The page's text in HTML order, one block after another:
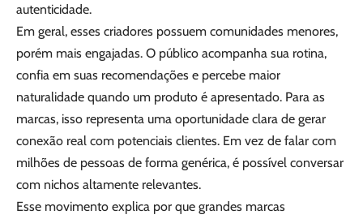
autenticidade.
Em geral, esses criadores possuem comunidades menores,
porém mais engajadas. O público acompanha sua rotina,
confia em suas recomendações e percebe maior
naturalidade quando um produto é apresentado. Para as
marcas, isso representa uma oportunidade clara de gerar
conexão real com potenciais clientes. Em vez de falar com
milhões de pessoas de forma genérica, é possível conversar
com nichos altamente relevantes.
Esse movimento explica por que grandes marcas